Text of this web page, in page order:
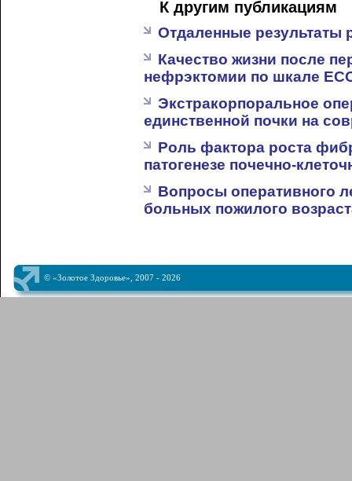
К другим публикациям
Отдаленные результаты
Качество жизни после
нефрэктомии по шкале
Экстракорпоральное
единственной почки на
Роль фактора роста
патогенезе почечно-
Вопросы оперативного
больных пожилого
© «Золотое Здоровье», 2007 - 2026